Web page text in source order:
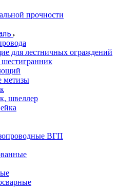
прочности
для лестничных ограждений
шестигранник
метизы
швеллер
ВГП